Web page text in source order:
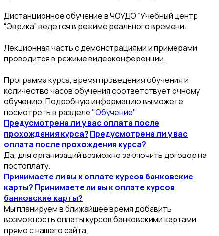
Дистанционное обучение в ЧОУДО “Учебный центр
“Эврика” ведется в режиме реального времени.
Лекционная часть с демонстрациями и примерами
проводится в режиме видеоконференции.
Программа курса, время проведения обучения и
количество часов обучения соответствует очному
обучению. Подробную информацию вы можете
посмотреть в разделе"Обучение"
Предусмотрена ли у вас оплата после
прохождения курса? Предусмотрена ли у вас
оплата после прохождения курса?
Да, для организаций возможно заключить договор на
постоплату.
Принимаете ли вы к оплате курсов банковские
карты? Принимаете ли вы к оплате курсов
банковские карты?
Мы планируем в ближайшее время добавить
возможность оплаты курсов банковскими картами
прямо с нашего сайта.